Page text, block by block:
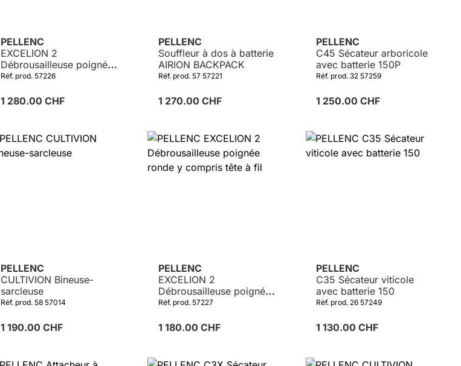
PELLENC
EXCELION 2
Débrousailleuse poignée
à cornes y compris tête à
Réf. prod. 57226
1 280.00 CHF
PELLENC
Souffleur à dos à batterie
AIRION BACKPACK
Réf. prod. 57 57221
1 270.00 CHF
PELLENC
C45 Sécateur arboricole
avec batterie 150P
Réf. prod. 32 57259
1 250.00 CHF
PELLENC
CULTIVION Bineuse-
sarcleuse
Réf. prod. 58 57014
1 190.00 CHF
PELLENC
EXCELION 2
Débrousailleuse poignée
ronde y compris tête à fil
Réf. prod. 57227
1 180.00 CHF
PELLENC
C35 Sécateur viticole
avec batterie 150
Réf. prod. 26 57249
1 130.00 CHF